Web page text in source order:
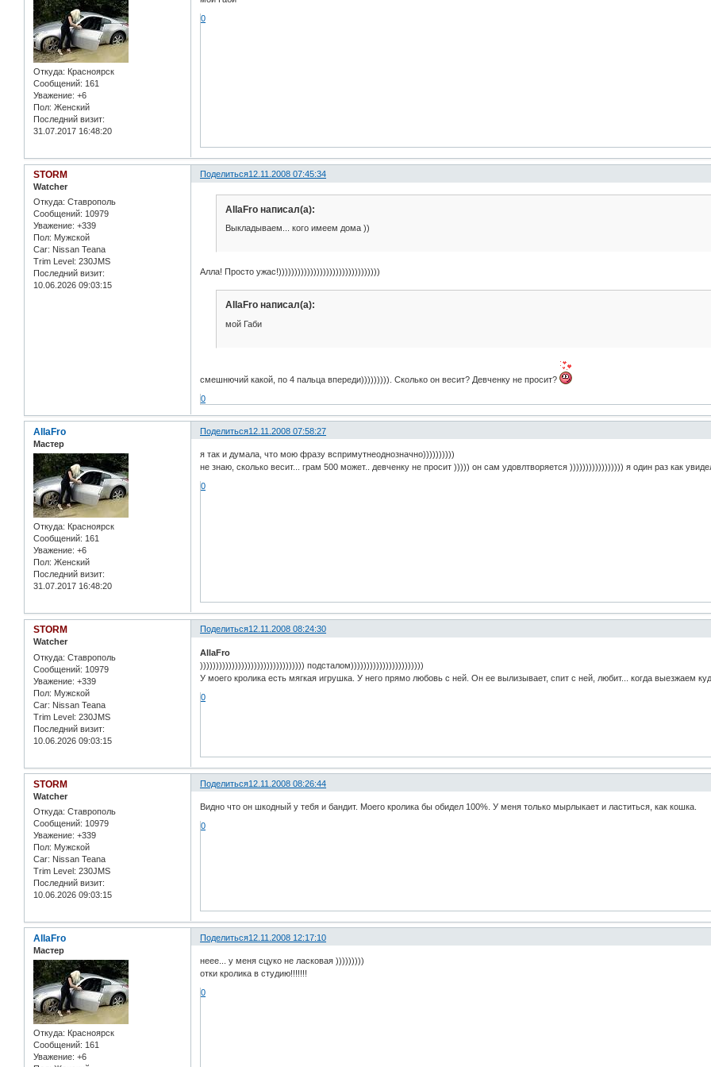
Откуда: Красноярск
Сообщений: 161
Уважение: +6
Пол: Женский
Последний визит:
31.07.2017 16:48:20
0
Поделиться12.11.2008 07:45:34
STORM
Watcher
Откуда: Ставрополь
Сообщений: 10979
Уважение: +339
Пол: Мужской
Car: Nissan Teana
Trim Level: 230JMS
Последний визит:
10.06.2026 09:03:15
AllaFro написал(а):
Выкладываем... кого имеем дома ))
Алла! Просто ужас!))))))))))))))))))))))))))))))))
AllaFro написал(а):
мой Габи
смешнючий какой, по 4 пальца впереди))))))))). Сколько он весит? Девченку не просит?
0
Поделиться12.11.2008 07:58:27
AllaFro
Мастер
Откуда: Красноярск
Сообщений: 161
Уважение: +6
Пол: Женский
Последний визит:
31.07.2017 16:48:20
я так и думала, что мою фразу вспримутнеоднозначно))))))))))
не знаю, сколько весит... грам 500 может.. девченку не просит ))))) он сам удовлтворяется ))))))))))))))))) я один раз как
0
Поделиться12.11.2008 08:24:30
STORM
Watcher
Откуда: Ставрополь
Сообщений: 10979
Уважение: +339
Пол: Мужской
Car: Nissan Teana
Trim Level: 230JMS
Последний визит:
10.06.2026 09:03:15
AllaFro
))))))))))))))))))))))))))))))))) подсталом)))))))))))))))))))))))
У моего кролика есть мягкая игрушка. У него прямо любовь с ней. Он ее вылизывает, спит с ней, любит... когда выезжаем
0
Поделиться12.11.2008 08:26:44
STORM
Watcher
Откуда: Ставрополь
Сообщений: 10979
Уважение: +339
Пол: Мужской
Car: Nissan Teana
Trim Level: 230JMS
Последний визит:
10.06.2026 09:03:15
Видно что он шкодный у тебя и бандит. Моего кролика бы обидел 100%. У меня только мырлыкает и ластиться, как кошка.
0
Поделиться12.11.2008 12:17:10
AllaFro
Мастер
Откуда: Красноярск
Сообщений: 161
Уважение: +6
неее... у меня сцуко не ласковая )))))))))
отки кролика в студию!!!!!!!
0